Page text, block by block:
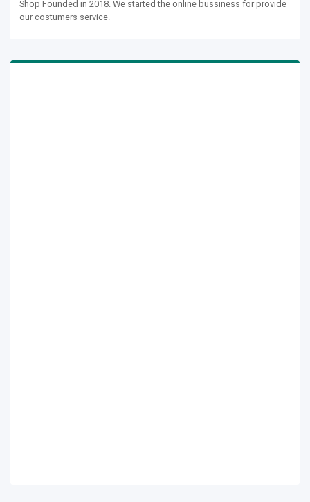
Shop Founded in 2018. We started the online bussiness for provide
our costumers service.